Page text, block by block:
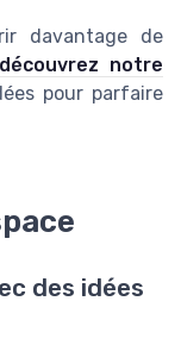
davantage de
découvrez notre
pour parfaire
des idées